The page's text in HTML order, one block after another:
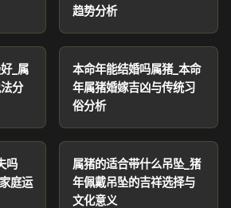
趋势分析
_属
分
本命年能结婚吗属猪_本命
年属猪婚嫁吉凶与传统习
俗分析
吗
庭运
属猪的适合带什么吊坠_猪
年佩戴吊坠的吉祥选择与
文化意义